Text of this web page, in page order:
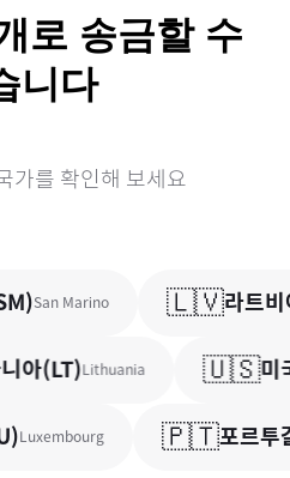
로 송금할 수
니다
가를 확인해 보세요
)San Marino 🇱🇻라트비
아(LT)Lithuania 🇺🇸미국
Luxembourg 🇵🇹포르투갈